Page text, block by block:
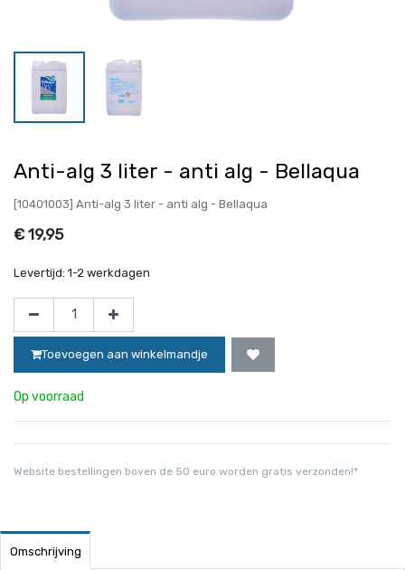
Anti-alg 3 liter - anti alg - Bellaqua
[10401003] Anti-alg 3 liter - anti alg - Bellaqua
€ 19,95
Levertijd: 1-2 werkdagen
Toevoegen aan winkelmandje
Op voorraad
Website bestellingen boven de 50 euro worden gratis verzonden!*
Omschrijving